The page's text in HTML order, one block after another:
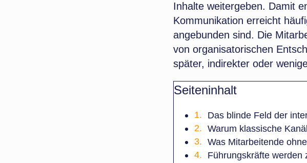
Inhalte weitergeben. Damit
Kommunikation erreicht
angebunden sind. Die
von organisatorischen
später, indirekter oder
Seiteninhalt
Das blinde Feld der
Warum klassische
Was Mitarbeitende
Führungskräfte werden